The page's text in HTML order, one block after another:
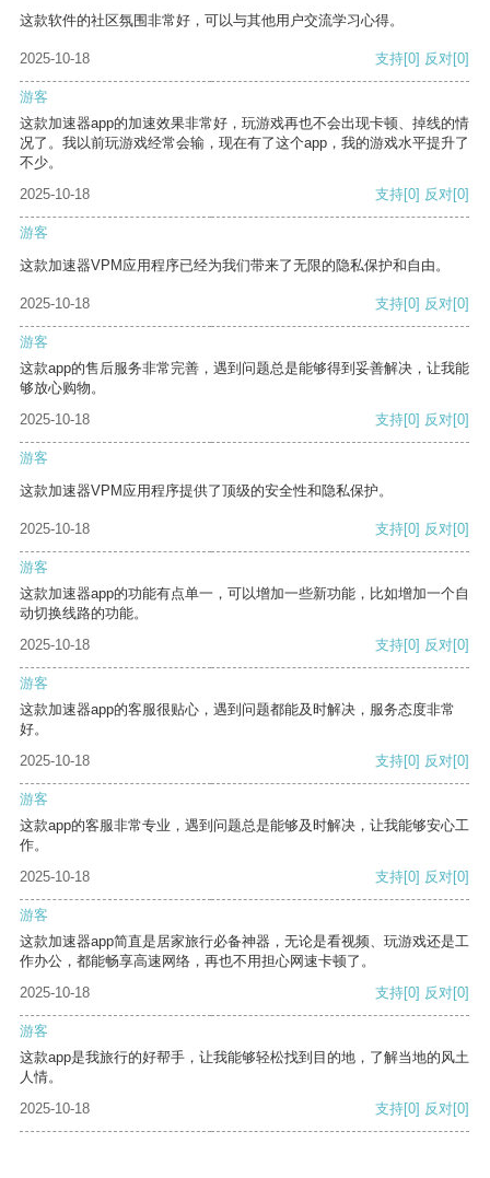
这款软件的社区氛围非常好，可以与其他用户交流学习心得。
2025-10-18 支持[0] 反对[0]
游客
这款加速器app的加速效果非常好，玩游戏再也不会出现卡顿、掉线的情
况了。我以前玩游戏经常会输，现在有了这个app，我的游戏水平提升了
不少。
2025-10-18
支持[0] 反对[0]
游客
这款加速器VPM应用程序已经为我们带来了无限的隐私保护和自由。
2025-10-18 支持[0] 反对[0]
游客
这款app的售后服务非常完善，遇到问题总是能够得到妥善解决，让我能
够放心购物。
2025-10-18
支持[0] 反对[0]
游客
这款加速器VPM应用程序提供了顶级的安全性和隐私保护。
2025-10-18 支持[0] 反对[0]
游客
这款加速器app的功能有点单一，可以增加一些新功能，比如增加一个自
动切换线路的功能。
2025-10-18
支持[0] 反对[0]
游客
这款加速器app的客服很贴心，遇到问题都能及时解决，服务态度非常
好。
2025-10-18
支持[0] 反对[0]
游客
这款app的客服非常专业，遇到问题总是能够及时解决，让我能够安心工
作。
2025-10-18
支持[0] 反对[0]
游客
这款加速器app简直是居家旅行必备神器，无论是看视频、玩游戏还是工
作办公，都能畅享高速网络，再也不用担心网速卡顿了。
2025-10-18
支持[0] 反对[0]
游客
这款app是我旅行的好帮手，让我能够轻松找到目的地，了解当地的风土
人情。
2025-10-18
支持[0] 反对[0]